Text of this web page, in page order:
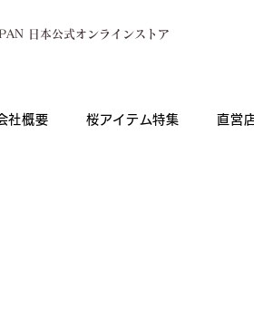
日本公式オンラインストア
社概要 桜アイテム特集 直営